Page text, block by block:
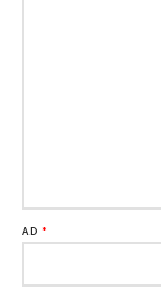
AD *